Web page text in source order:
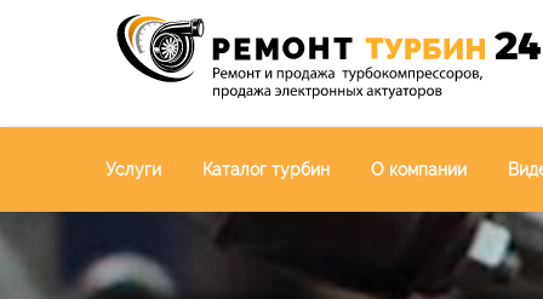
Услуги Каталог турбин О компании